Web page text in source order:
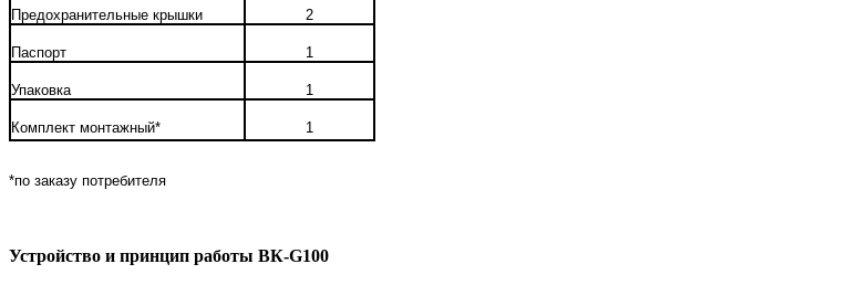
Предохранительные крышки 2
Паспорт 1
Упаковка 1
Комплект монтажный* 1
*по заказу потребителя
Устройство и принцип работы ВК-G100